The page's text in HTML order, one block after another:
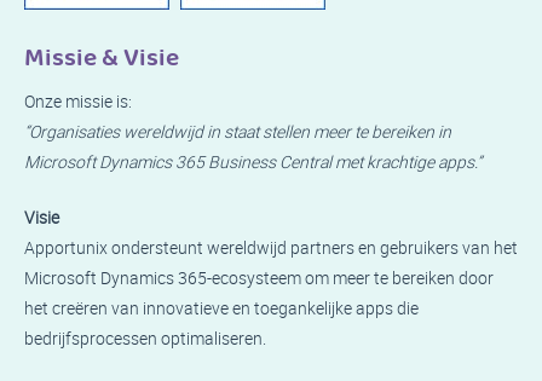
Missie & Visie
Onze missie is:
“Organisaties wereldwijd in staat stellen meer te bereiken in
Microsoft Dynamics 365 Business Central met krachtige apps.”
Visie
Apportunix ondersteunt wereldwijd partners en gebruikers van het
Microsoft Dynamics 365-ecosysteem om meer te bereiken door
het creëren van innovatieve en toegankelijke apps die
bedrijfsprocessen optimaliseren.